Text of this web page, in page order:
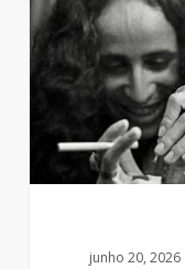
faz
80
anos:
namoro
Gal
junho 20, 2026